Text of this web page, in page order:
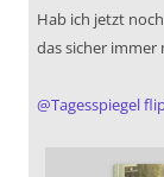
Hab ich jetzt
das sicher immer
@Tagesspiegel